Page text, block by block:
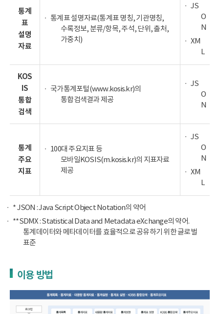
통계
표
설명
자료
통계표 설명자료(통계표 명칭, 기관명칭,
수록정보, 분류/항목, 주석, 단위, 출처,
가중치)
JS
O
N
XM
L
KOS
IS
통합
검색
국가통계포털(www.kosis.kr)의
통합검색결과 제공
JS
O
N
통계
주요
지표
100대 주요지표 등
모바일KOSIS(m.kosis.kr)의 지표자료
제공
JS
O
N
XM
L
* JSON : Java Script Object Notation의 약어
**SDMX : Statistical Data and Metadata eXchange의 약어.
통계데이터와 메타데이터를 효율적으로 공유하기 위한 글로벌
표준
이용 방법